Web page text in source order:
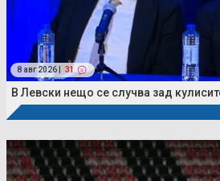
8 авг 2026 | 31
В Левски нещо се случва зад